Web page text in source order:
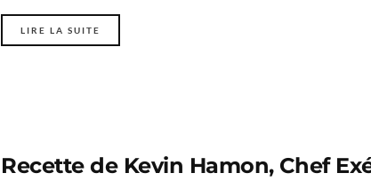
LIRE LA SUITE
Recette de Kevin Hamon, Chef